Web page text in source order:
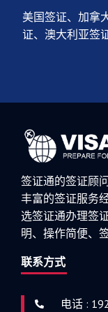
美国签证、加拿
证、澳大利亚签
签证通的签证顾
丰富的签证服务经
选签证通办理签
明、操作简便、
联系方式
电话 :